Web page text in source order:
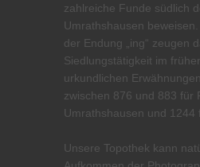
zahlreiche Funde südlich
Umrathshausen
der Endung „ing“ zeugen
Siedlungstätigkeit im
urkundlichen
zwischen 876 und 883 für
Umrathshausen und 1244
Unsere Topothek kann